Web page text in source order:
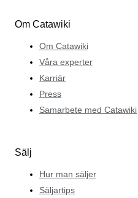
Om Catawiki
Om Catawiki
Våra experter
Karriär
Press
Samarbete med Catawiki
Sälj
Hur man säljer
Säljartips